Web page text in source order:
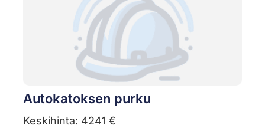
Autokatoksen purku
Keskihinta: 4241 €